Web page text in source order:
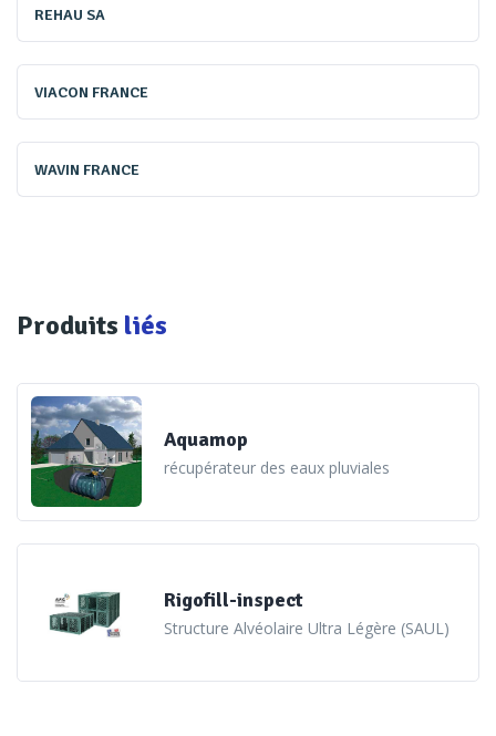
Les collectivités urbaines gèrent des surfaces parfois
importantes : voiries, places, espaces verts, parkings…
L’idée est de donner une deuxième fonction à ces espaces
indispensables. J’ai besoin d’une voirie, je l’utilise pour
noues ou d’un bassin tampon, etc...» énumère Jean-Jacques
Hérin. Première possibilité au sein de la boîte à outil des
REHAU SA
VIACON FRANCE
WAVIN FRANCE
Produits liés
Aquamop
récupérateur des eaux pluviales
Rigofill-inspect
Structure Alvéolaire Ultra Légère (SAUL)